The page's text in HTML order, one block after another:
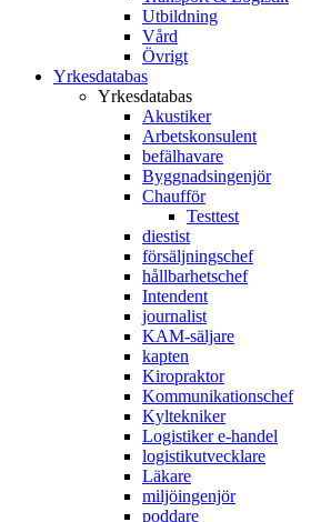
Utbildning
Vård
Övrigt
Yrkesdatabas
Yrkesdatabas
Akustiker
Arbetskonsulent
befälhavare
Byggnadsingenjör
Chaufför
Testtest
diestist
försäljningschef
hållbarhetschef
Intendent
journalist
KAM-säljare
kapten
Kiropraktor
Kommunikationschef
Kyltekniker
Logistiker e-handel
logistikutvecklare
Läkare
miljöingenjör
poddare